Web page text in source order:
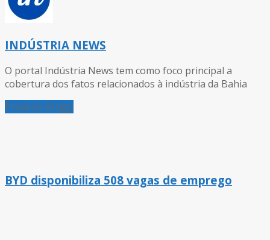
INDÚSTRIA NEWS
O portal Indústria News tem como foco principal a
cobertura dos fatos relacionados à indústria da Bahia
Próximo Artigo
BYD disponibiliza 508 vagas de emprego